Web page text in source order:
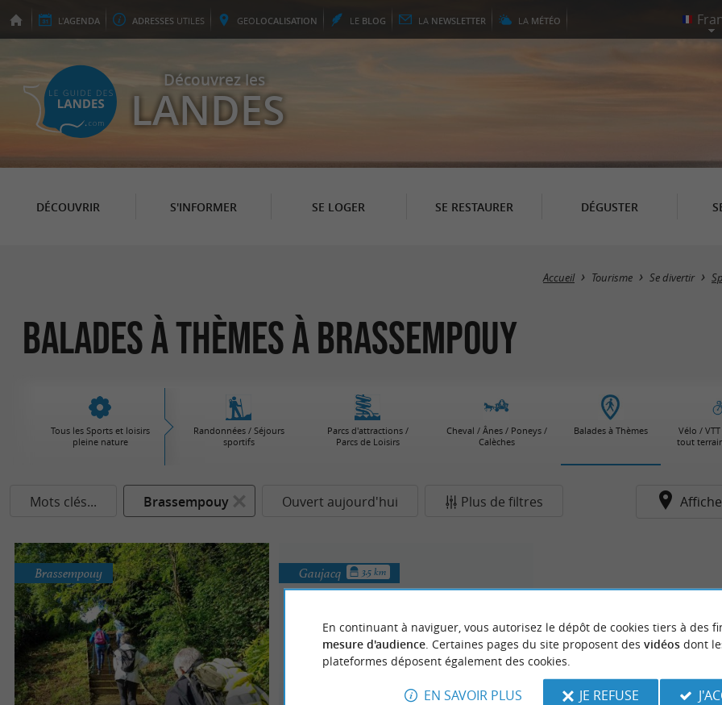
L'AGENDA ADRESSES UTILES GEOLOCALISATION LE BLOG LA NEWSLETTER LA MÉTÉO
Découvrez les
LANDES
DÉCOUVRIR S'INFORMER SE LOGER SE RESTAURER DÉGUSTER
Accueil Tourisme Se divertir
Balades à Thèmes à Brassempouy
Tous les Sports et loisirs
pleine nature
Randonnées / Séjours
sportifs
Parcs d'attractions /
Parcs de Loisirs
Cheval / Ânes / Poneys /
Calèches
Balades à Thèmes
Vélo /
tout
Mots clés... Brassempouy Ouvert aujourd'hui Plus de filtres
Brassempouy Gaujacq 3.5 km
En continuant à naviguer, vous autorisez le dépôt de cookies tiers à des
mesure d'audience. Certaines pages du site proposent des vidéosdont
plateformes déposent également des cookies.
EN SAVOIR PLUS JE REFUSE